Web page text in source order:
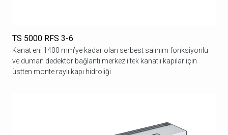
TS 5000 RFS 3-6
Kanat eni 1400 mm’ye kadar olan serbest salınım fonksiyonlu
ve duman dedektör bağlantı merkezli tek kanatlı kapılar için
üstten monte raylı kapı hidroliği